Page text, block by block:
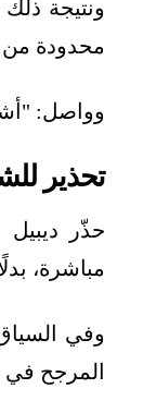
ونتيجة
محدودة من
وواصل:
تحذير
حذّر ديبيل
مباشرة،
وفي
المرجح في